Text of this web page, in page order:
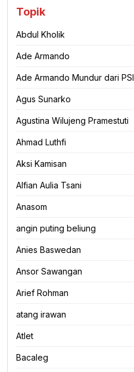
Topik
Abdul Kholik
Ade Armando
Ade Armando Mundur dari PSI
Agus Sunarko
Agustina Wilujeng Pramestuti
Ahmad Luthfi
Aksi Kamisan
Alfian Aulia Tsani
Anasom
angin puting beliung
Anies Baswedan
Ansor Sawangan
Arief Rohman
atang irawan
Atlet
Bacaleg